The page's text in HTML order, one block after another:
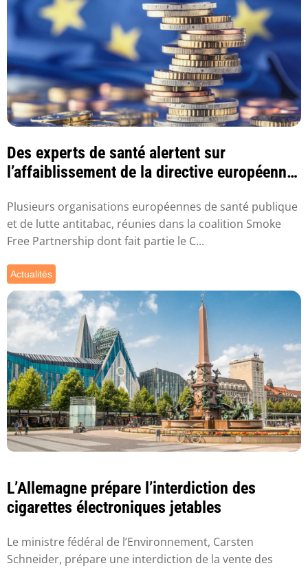
Des experts de santé alertent sur
l’affaiblissement de la directive européenne
Plusieurs organisations européennes de santé publique
et de lutte antitabac, réunies dans la coalition Smoke
Free Partnership dont fait partie le C...
Actualités
L’Allemagne prépare l’interdiction des
cigarettes électroniques jetables
Le ministre fédéral de l’Environnement, Carsten
Schneider, prépare une interdiction de la vente des